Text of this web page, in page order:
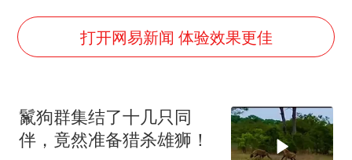
东航：国内客票提前14天免费退改
美股存储板块集体大跌
中国女篮70-67险胜尼日利亚女篮
夯实基础开新局
打开网易新闻 体验效果更佳
鬣狗群集结了十几只同
伴，竟然准备猎杀雄狮！